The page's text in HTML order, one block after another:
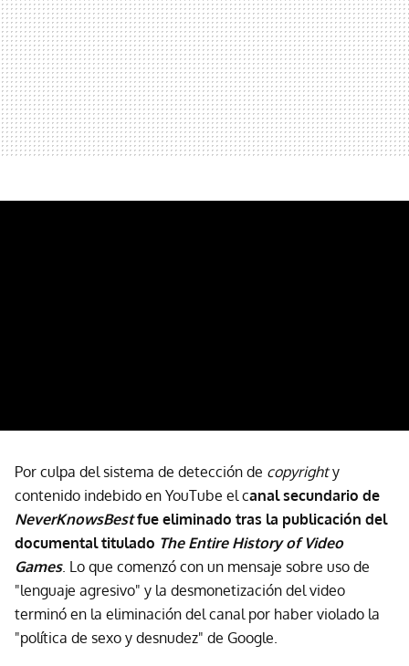
Por culpa del sistema de detección de copyrighty
contenido indebido en YouTube el canal secundario de
NeverKnowsBestfue eliminado tras la publicación del
documental titulado The Entire History of Video
Games. Lo que comenzó con un mensaje sobre uso de
"lenguaje agresivo" y la desmonetización del video
terminó en la eliminación del canal por haber violado la
"política de sexo y desnudez" de Google.